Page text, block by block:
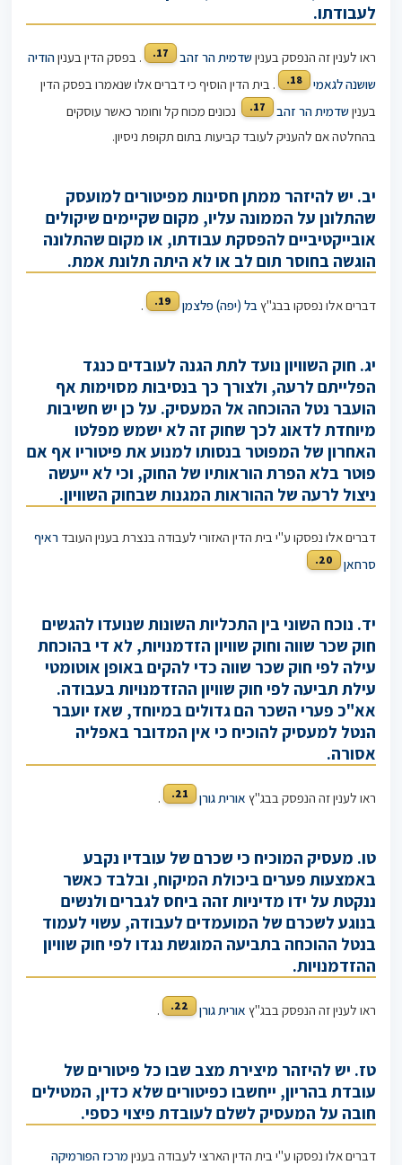
לעבודתו.
ראו לענין זה הנפסק בעניןשדמית הר זהב 17. . בפסק הדין בעניןהודיה
שושנה לגאמי
18.
. בית הדין הוסיף כי דברים אלו שנאמרו בפסק הדין
בעניןשדמית הר זהב 17.
נכונים מכוח קל וחומר כאשר עוסקים
בהחלטה אם להעניק לעובד קביעות בתום תקופת ניסיון.
יב. יש להיזהר ממתן חסינות מפיטורים למועסק
שהתלונן על הממונה עליו, מקום שקיימים שיקולים
אובייקטיביים להפסקת עבודתו, או מקום שהתלונה
הוגשה בחוסר תום לב או לא היתה תלונת אמת.
דברים אלו נפסקו בבג"ץבל (יפה) פלצמן 19.
.
יג. חוק השוויון נועד לתת הגנה לעובדים כנגד
הפלייתם לרעה, ולצורך כך בנסיבות מסוימות אף
הועבר נטל ההוכחה אל המעסיק. על כן יש חשיבות
מיוחדת לדאוג לכך שחוק זה לא ישמש מפלטו
האחרון של המפוטר בנסותו למנוע את פיטוריו אף אם
פוטר בלא הפרת הוראותיו של החוק, וכי לא ייעשה
ניצול לרעה של ההוראות המגנות שבחוק השוויון.
דברים אלו נפסקו ע"י בית הדין האזורי לעבודה בנצרת בענין העובד ראיף
סרחאן
20.
יד. נוכח השוני בין התכליות השונות שנועדו להגשים
חוק שכר שווה וחוק שוויון הזדמנויות, לא די בהוכחת
עילה לפי חוק שכר שווה כדי להקים באופן אוטומטי
עילת תביעה לפי חוק שוויון ההזדמנויות בעבודה.
אא"כ פערי השכר הם גדולים במיוחד, שאז יועבר
הנטל למעסיק להוכיח כי אין המדובר באפליה
אסורה.
ראו לענין זה הנפסק בבג"ץ אורית גורן 21.
.
טו. מעסיק המוכיח כי שכרם של עובדיו נקבע
באמצעות פערים ביכולת המיקוח, ובלבד כאשר
ננקטת על ידו מדיניות זהה ביחס לגברים ולנשים
בנוגע לשכרם של המועמדים לעבודה, עשוי לעמוד
בנטל ההוכחה בתביעה המוגשת נגדו לפי חוק שוויון
ההזדמנויות.
ראו לענין זה הנפסק בבג"ץ אורית גורן 22.
.
טז. יש להיזהר מיצירת מצב שבו כל פיטורים של
עובדת בהריון, ייחשבו כפיטורים שלא כדין, המטילים
חובה על המעסיק לשלם לעובדת פיצוי כספי.
דברים אלו נפסקו ע"י בית הדין הארצי לעבודה בענין מרכז הפורמיקה